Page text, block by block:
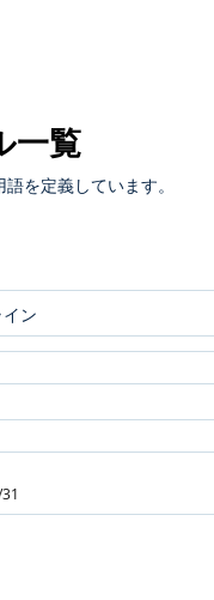
一覧
を定義しています。
ン